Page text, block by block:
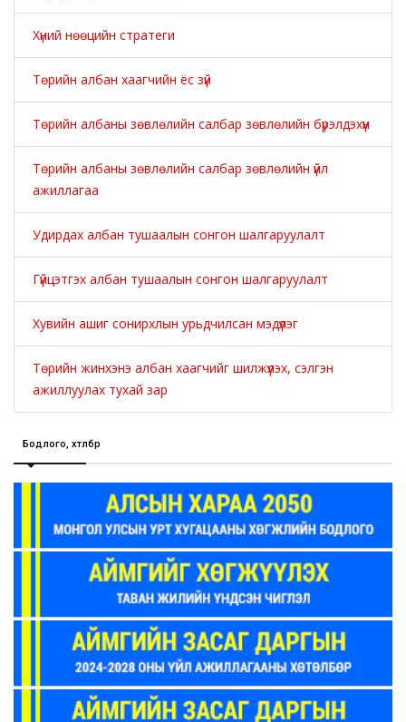
Хүний нөөцийн стратеги
Төрийн албан хаагчийн ёс зүй
Төрийн албаны зөвлөлийн салбар зөвлөлийн бүрэлдэхүүн
Төрийн албаны зөвлөлийн салбар зөвлөлийн үйл
ажиллагаа
Удирдах албан тушаалын сонгон шалгаруулалт
Гүйцэтгэх албан тушаалын сонгон шалгаруулалт
Хувийн ашиг сонирхлын урьдчилсан мэдүүлэг
Төрийн жинхэнэ албан хаагчийг шилжүүлэх, сэлгэн
ажиллуулах тухай зар
Бодлого, хөтөлбөр